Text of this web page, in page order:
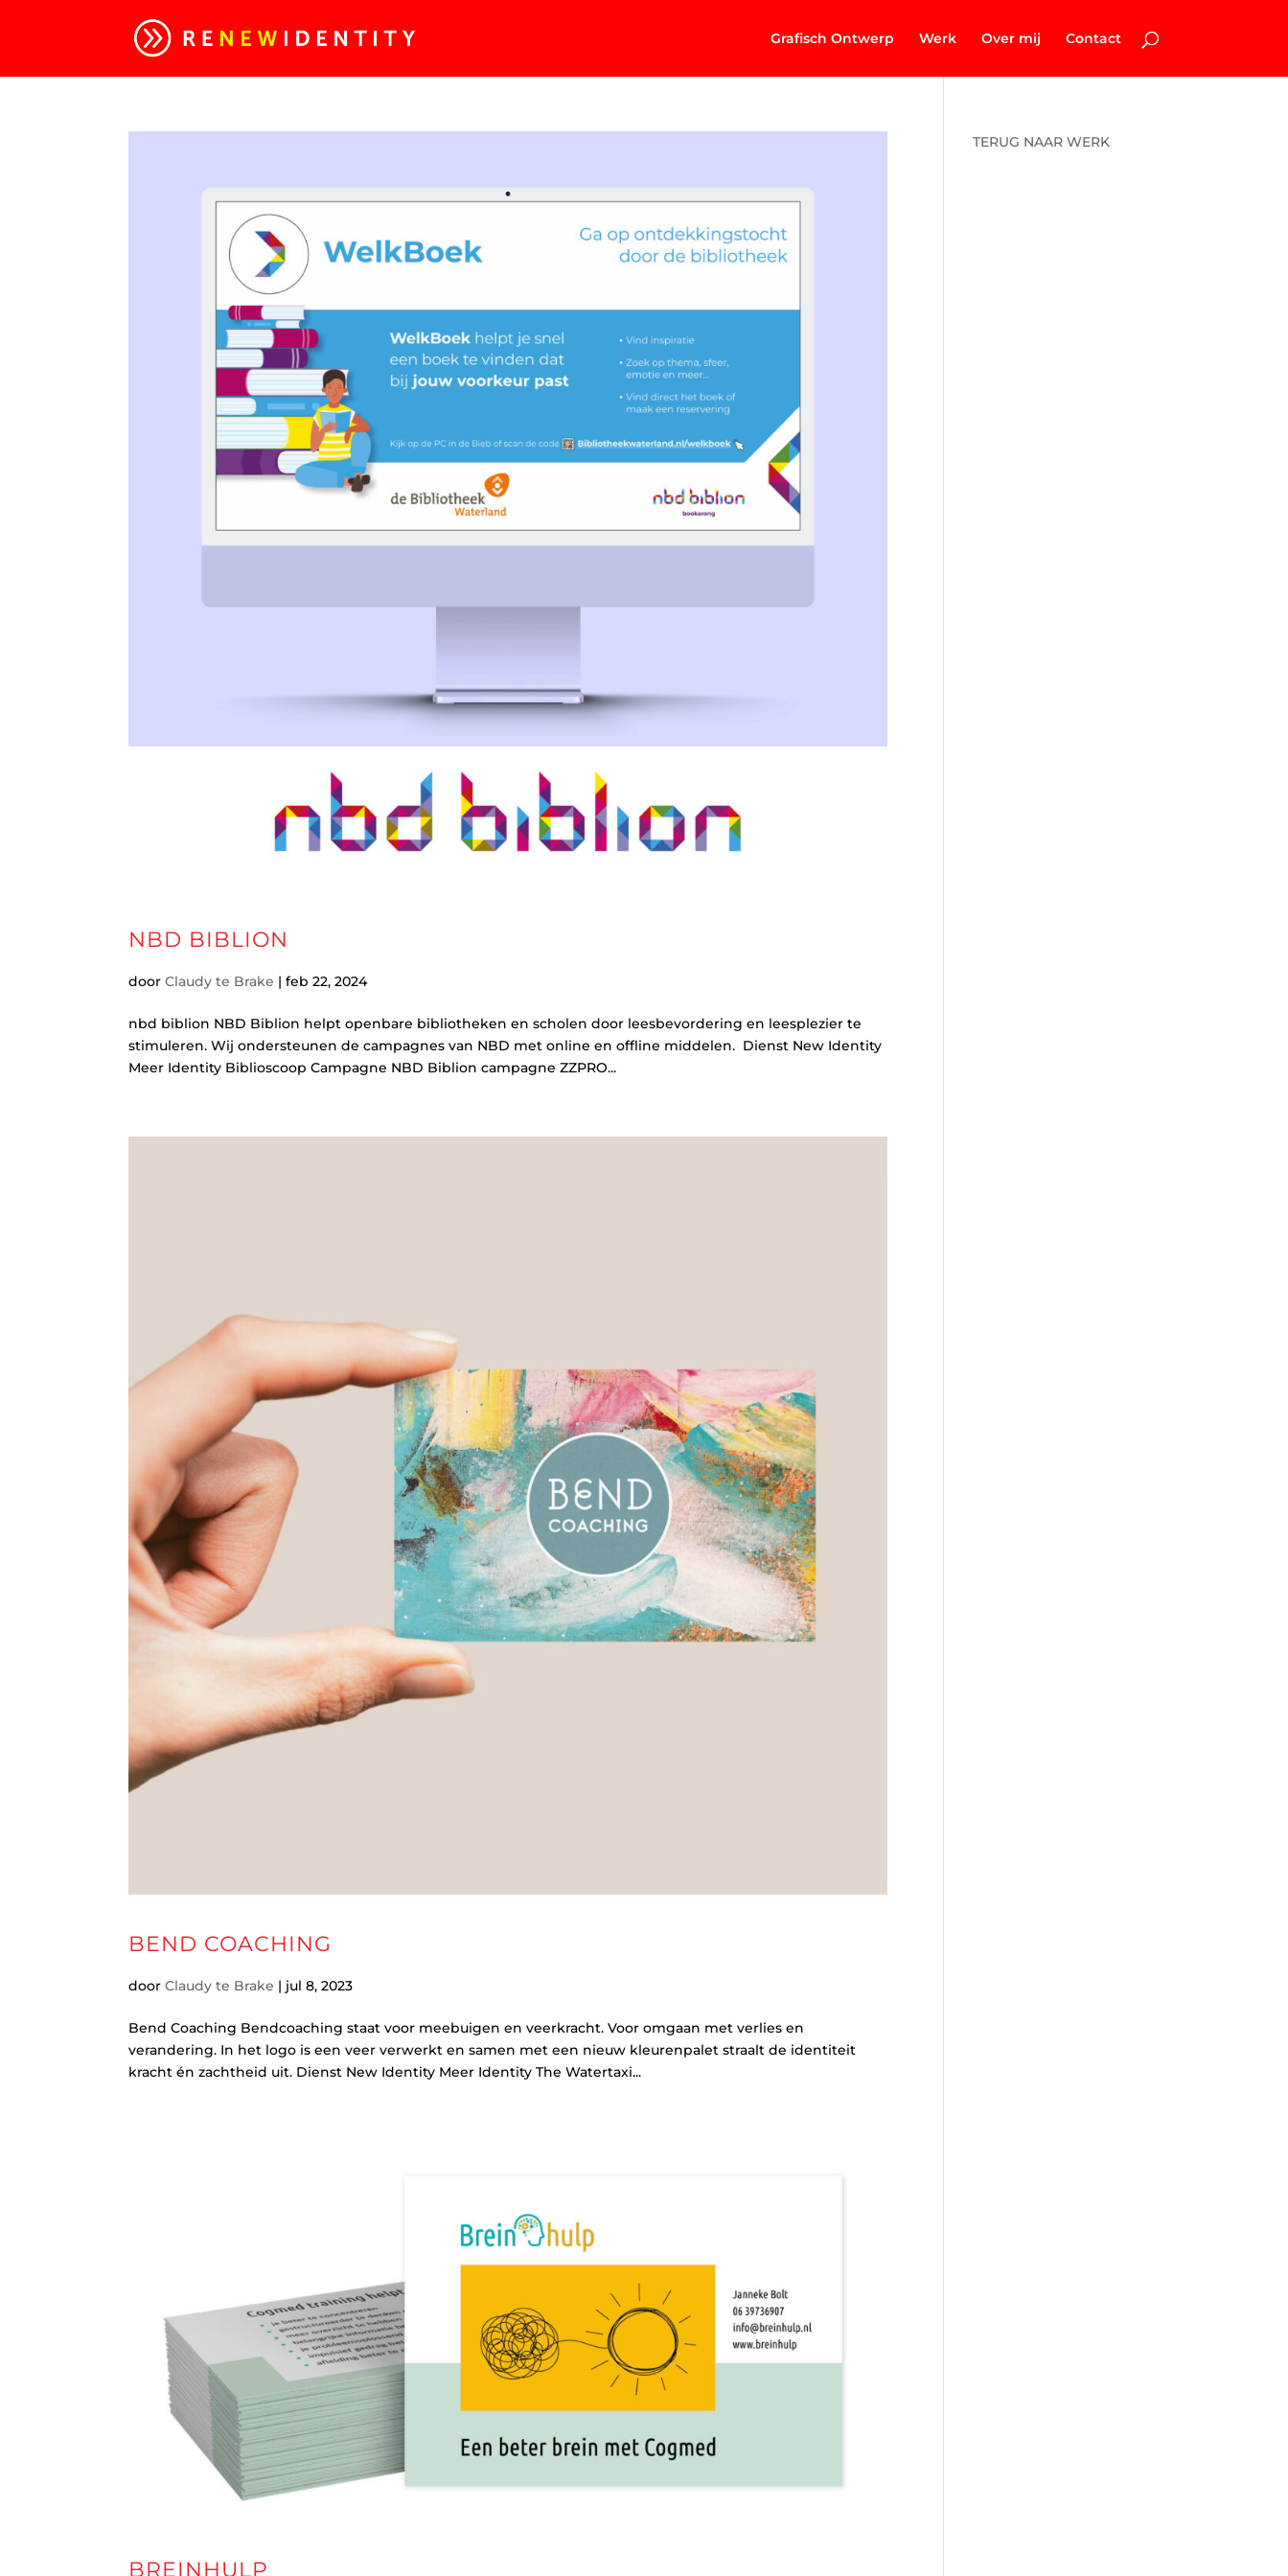
Grafisch Ontwerp Werk Over mij Contact
NBD BIBLION
doorClaudy te Brake |feb 22, 2024
nbd biblion NBD Biblion helpt openbare bibliotheken en scholen door leesbevordering en leesplezier te
stimuleren. Wij ondersteunen de campagnes van NBD met online en offline middelen. Dienst New Identity
Meer Identity Biblioscoop Campagne NBD Biblion campagne ZZPRO...
BEND COACHING
doorClaudy te Brake | jul 8, 2023
Bend Coaching Bendcoaching staat voor meebuigen en veerkracht. Voor omgaan met verlies en
verandering. In het logo is een veer verwerkt en samen met een nieuw kleurenpalet straalt de identiteit
kracht én zachtheid uit. Dienst New Identity Meer Identity The Watertaxi...
BREINHULP
TERUG NAAR WERK